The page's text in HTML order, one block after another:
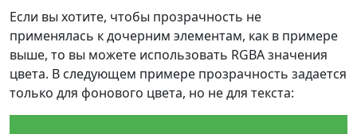
Если вы хотите, чтобы прозрачность не
применялась к дочерним элементам, как в примере
выше, то вы можете использовать RGBA значения
цвета. В следующем примере прозрачность задается
только для фонового цвета, но не для текста: